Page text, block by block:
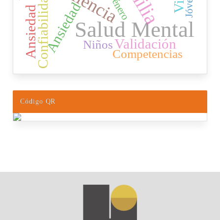
Salud Mental
ConfiabilidadAnsiedad
Ansiedad Validación
Competencias
Niños
Código QR